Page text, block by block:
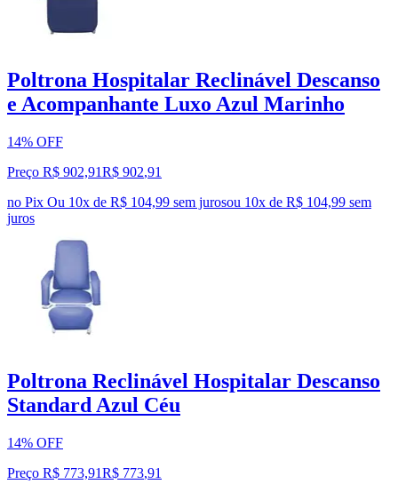
Poltrona Hospitalar Reclinável Descanso
e Acompanhante Luxo Azul Marinho
14% OFF
Preço R$ 902,91R$ 902,91
no Pix Ou 10x de R$ 104,99 sem jurosou 10x de R$ 104,99 sem
juros
Poltrona Reclinável Hospitalar Descanso
Standard Azul Céu
14% OFF
Preço R$ 773,91R$ 773,91